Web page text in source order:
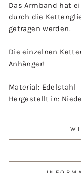
Das Armband hat
durch die
getragen werden.
Die einzelnen
Anhänger!
Material: Edelstahl
Hergestellt in: